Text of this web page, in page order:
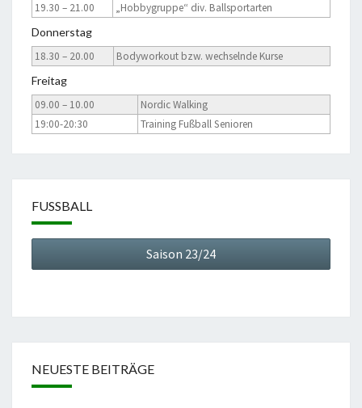
19.30 – 21.00
„Hobbygruppe“ div. Ballsportarten
Donnerstag
18.30 – 20.00
Bodyworkout bzw. wechselnde Kurse
Freitag
09.00 – 10.00
Nordic Walking
19:00-20:30
Training Fußball Senioren
FUSSBALL
Saison 23/24
NEUESTE BEITRÄGE